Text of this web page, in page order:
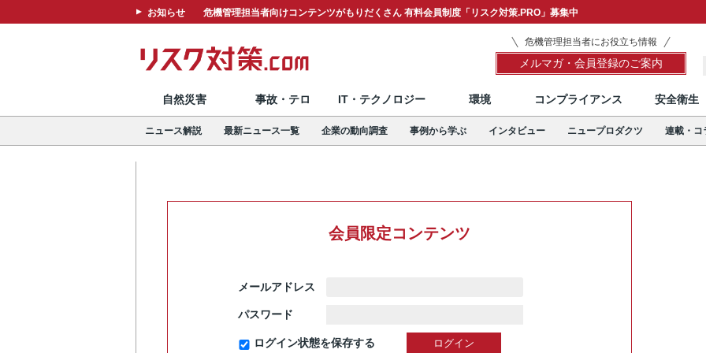
お知らせ 危機管理担当者向けコンテンツがもりだくさん 有料会員制度「リスク対策.PRO」募集中
危機管理担当者にお役立ち情報
メルマガ・会員登録のご案内
自然災害 事故・テロ IT・テクノロジー 環境 コンプライアンス 安全衛生
ニュース解説 最新ニュース一覧 企業の動向調査 事例から学ぶ インタビュー ニュープロダクツ 連載・コ
会員限定コンテンツ
メールアドレス
パスワード
ログイン状態を保存する